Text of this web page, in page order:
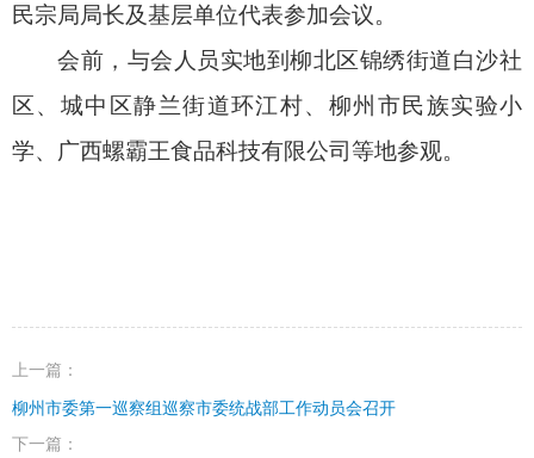
民宗局局长及基层单位代表参加会议。
会前，与会人员实地到柳北区锦绣街道白沙社
区、城中区静兰街道环江村、柳州市民族实验小
学、广西螺霸王食品科技有限公司等地参观。
上一篇：
柳州市委第一巡察组巡察市委统战部工作动员会召开
下一篇：